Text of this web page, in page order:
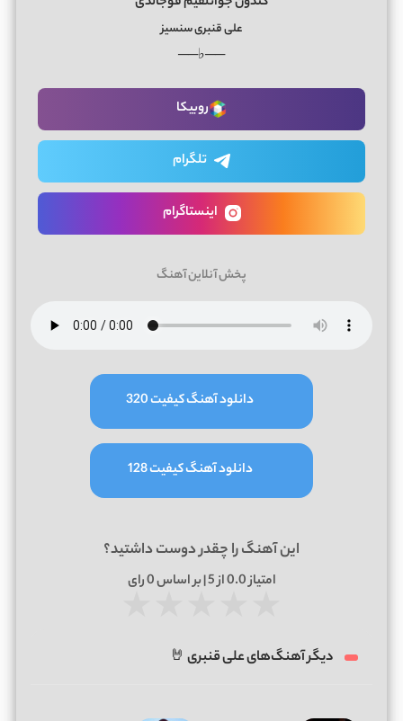
علی قنبری سنسیز
──♭──
روبیکا
تلگرام
اینستاگرام
پخش آنلاین آهنگ
دانلود آهنگ کیفیت 320
دانلود آهنگ کیفیت 128
این آهنگ را چقدر دوست داشتید؟
امتیاز0.0از 5 | بر اساس 0رای
دیگر آهنگ‌های علی قنبری 🤘